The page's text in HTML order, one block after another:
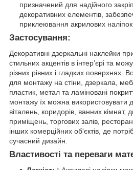
призначений для надійного
декоративних елементів,
приклеювання акрилових
Застосування:
Декоративні дзеркальні наклейки
стильних акцентів в інтер’єрі та
різних рівних і гладких поверхнях.
для монтажу на стіни, дзеркала,
пластик, метал та ламіновані
монтажу їх можна використовувати
віталень, коридорів, ванних кімнат,
приміщень, торгових залів,
інших комерційних об'єктів, де
сучасний дизайн.
Властивості та переваги